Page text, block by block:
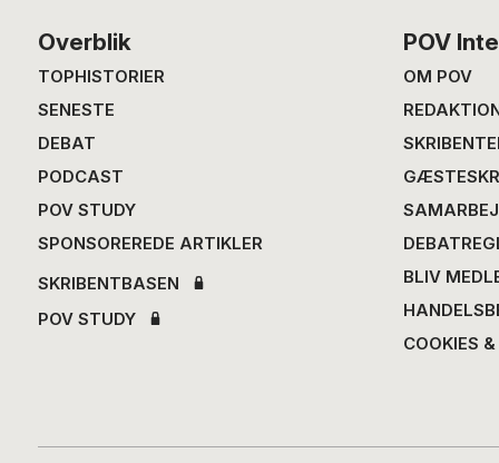
Footer
Overblik
TOPHISTORIER
SENESTE
DEBAT
PODCAST
POV STUDY
SPONSOREREDE ARTIKLER
SKRIBENTBASEN
POV STUDY
POV
OM POV
BLIV
COOKIES